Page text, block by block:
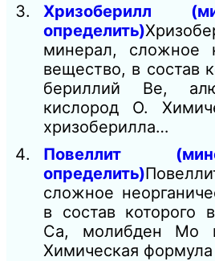
Хризоберилл
определить)
минерал, сложное
вещество, в состав
бериллий Ве,
кислород О.
хризоберилла…
Повеллит
определить)
сложное
в состав которого
Са, молибден Mo
Химическая